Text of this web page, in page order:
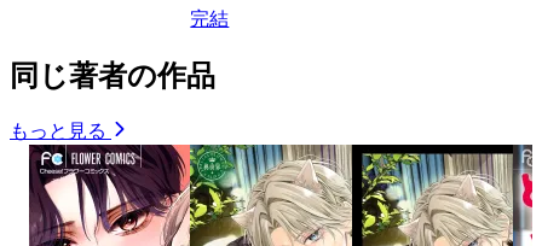
完結
同じ著者の作品
もっと見る